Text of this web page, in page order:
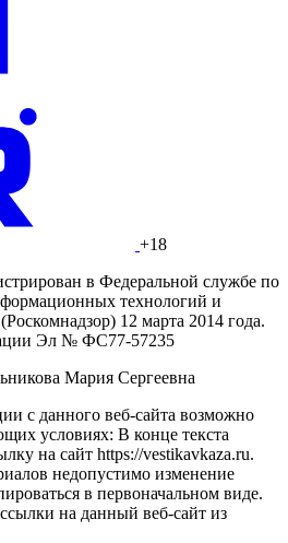
+18
в Федеральной службе по
технологий и
12 марта 2014 года.
Эл № ФС77-57235
Мария Сергеевна
с данного веб-сайта возможно
условиях: В конце текста
на сайт https://vestikavkaza.ru.
недопустимо изменение
в первоначальном виде.
на данный веб-сайт из